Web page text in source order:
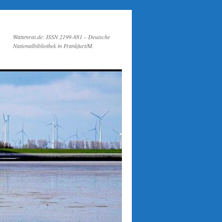
Wattenrat.de: ISSN 2199-881 – Deutsche
Nationalbibliothek in Frankfurt/M.